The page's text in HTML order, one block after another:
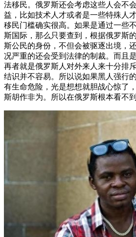
法移民。俄罗斯还会考虑这些人会不
益，比如技术人才或者是一些特殊人
移民门槛确实很高。如果是通过一些
斯国际，那么只要查到，根据俄罗斯
斯公民的身份，不但会被驱逐出境，
况严重的还会受到法律的制裁。而且
再者就是俄罗斯人对外来人来十分排
结识并不容易。所以说如果黑人强行
有生命危险，光是想想就胆战心惊了
斯胡作非为。所以在俄罗斯根本看不到